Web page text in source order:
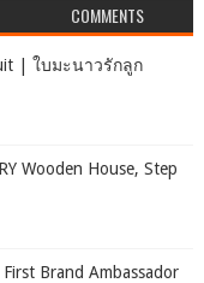
COMMENTS
| ใบมะนาวรักลูก
Wooden House, Step
Brand Ambassador